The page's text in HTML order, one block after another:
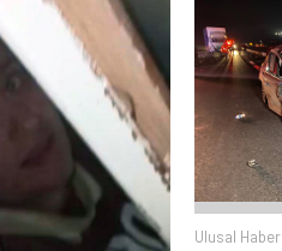
Ulusal Haber